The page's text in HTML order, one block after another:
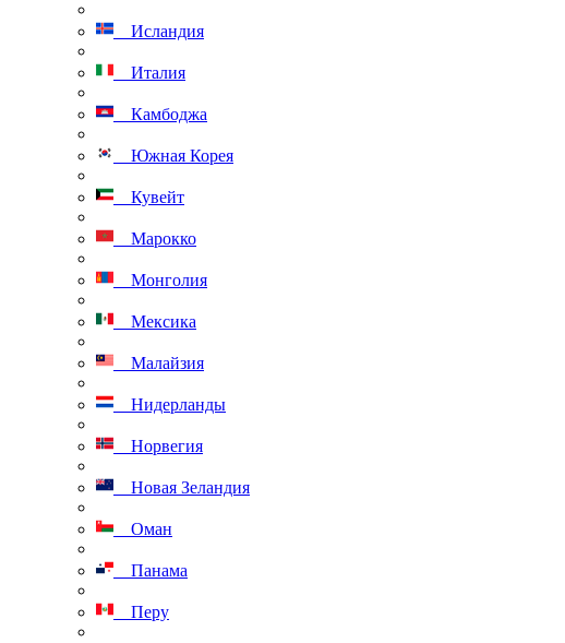
Исландия
Италия
Камбоджа
Южная Корея
Кувейт
Марокко
Монголия
Мексика
Малайзия
Нидерланды
Норвегия
Новая Зеландия
Оман
Панама
Перу